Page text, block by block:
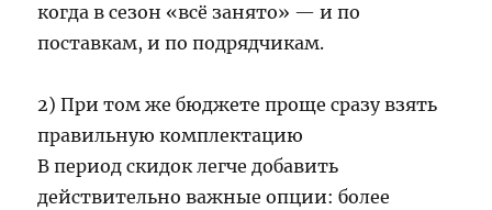
когда в сезон «всё занято» — и по
поставкам, и по подрядчикам.
2) При том же бюджете проще сразу взять
правильную комплектацию
В период скидок легче добавить
действительно важные опции: более